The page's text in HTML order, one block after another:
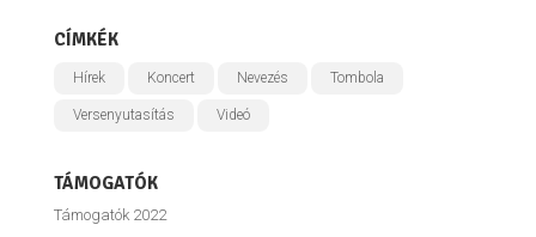
CÍMKÉK
Hírek Koncert Nevezés Tombola
Versenyutasítás Videó
TÁMOGATÓK
Támogatók 2022